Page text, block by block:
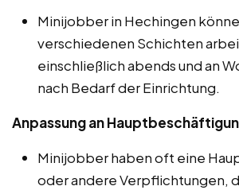
Minijobber in Hechingen
verschiedenen Schichten
einschließlich abends und an
nach Bedarf der Einrichtung.
Anpassung an
Minijobber haben oft eine
oder andere Verpflichtungen,